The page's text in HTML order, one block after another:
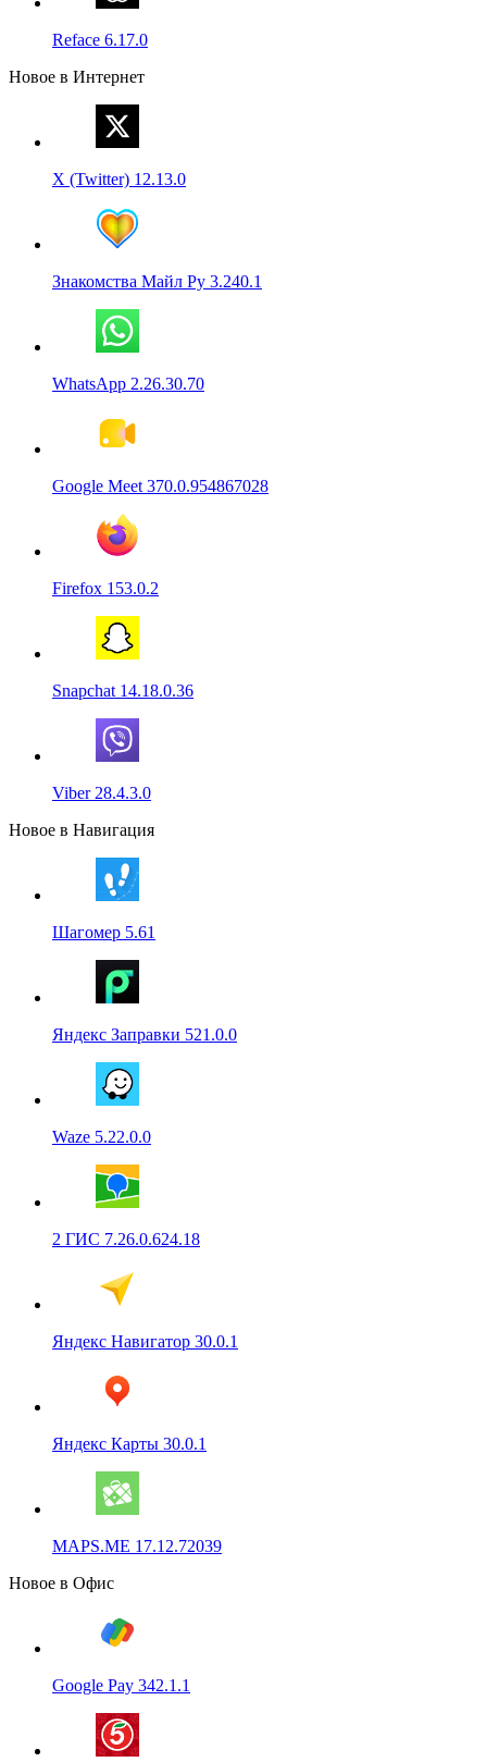
Reface 6.17.0
Новое в Интернет
X (Twitter) 12.13.0
Знакомства Майл Ру 3.240.1
WhatsApp 2.26.30.70
Google Meet 370.0.954867028
Firefox 153.0.2
Snapchat 14.18.0.36
Viber 28.4.3.0
Новое в Навигация
Шагомер 5.61
Яндекс Заправки 521.0.0
Waze 5.22.0.0
2 ГИС 7.26.0.624.18
Яндекс Навигатор 30.0.1
Яндекс Карты 30.0.1
MAPS.ME 17.12.72039
Новое в Офис
Google Pay 342.1.1